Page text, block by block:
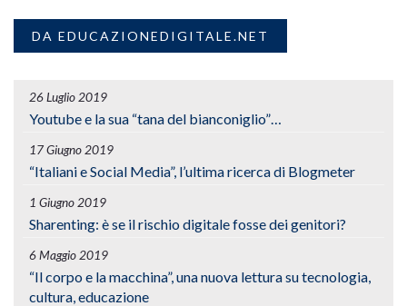
DA EDUCAZIONEDIGITALE.NET
26 Luglio 2019
Youtube e la sua “tana del bianconiglio”…
17 Giugno 2019
“Italiani e Social Media”, l’ultima ricerca di Blogmeter
1 Giugno 2019
Sharenting: è se il rischio digitale fosse dei genitori?
6 Maggio 2019
“Il corpo e la macchina”, una nuova lettura su tecnologia,
cultura, educazione